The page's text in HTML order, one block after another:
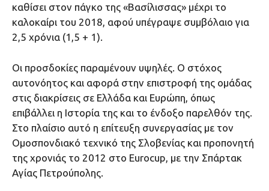
καθίσει στον πάγκο της «Βασίλισσας» μέχρι το
καλοκαίρι του 2018, αφού υπέγραψε συμβόλαιο για
2,5 χρόνια (1,5 + 1).
Οι προσδοκίες παραμένουν υψηλές. Ο στόχος
αυτονόητος και αφορά στην επιστροφή της ομάδας
στις διακρίσεις σε Ελλάδα και Ευρώπη, όπως
επιβάλλει η Ιστορία της και το ένδοξο παρελθόν της.
Στο πλαίσιο αυτό η επίτευξη συνεργασίας με τον
Ομοσπονδιακό τεχνικό της Σλοβενίας και προπονητή
της χρονιάς το 2012 στο Eurocup, με την Σπάρτακ
Αγίας Πετρούπολης.